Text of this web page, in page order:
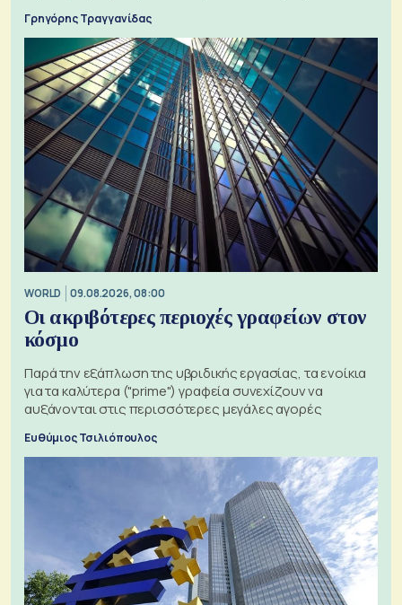
Γρηγόρης Τραγγανίδας
WORLD 09.08.2026, 08:00
Οι ακριβότερες περιοχές γραφείων στον
κόσμο
Παρά την εξάπλωση της υβριδικής εργασίας, τα ενοίκια
για τα καλύτερα ("prime") γραφεία συνεχίζουν να
αυξάνονται στις περισσότερες μεγάλες αγορές
Ευθύμιος Τσιλιόπουλος